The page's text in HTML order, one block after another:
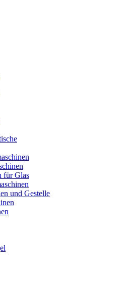
für Glas
und Gestelle